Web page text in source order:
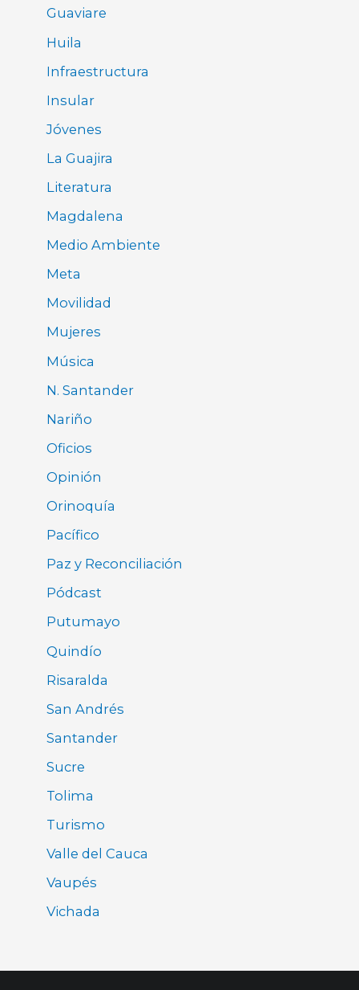
Guaviare
Huila
Infraestructura
Insular
Jóvenes
La Guajira
Literatura
Magdalena
Medio Ambiente
Meta
Movilidad
Mujeres
Música
N. Santander
Nariño
Oficios
Opinión
Orinoquía
Pacífico
Paz y Reconciliación
Pódcast
Putumayo
Quindío
Risaralda
San Andrés
Santander
Sucre
Tolima
Turismo
Valle del Cauca
Vaupés
Vichada